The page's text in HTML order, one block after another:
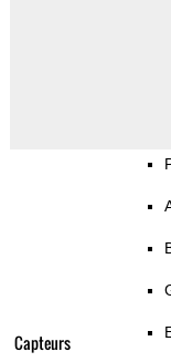
Capteurs